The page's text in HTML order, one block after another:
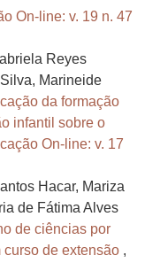
On-line: v. 19 n. 47
Reyes
Marineide
da formação
infantil sobre o
On-line: v. 17
Hacar, Mariza
de Fátima Alves
de ciências por
de extensão ,